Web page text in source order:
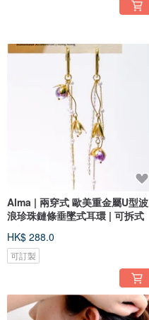
Alma | 兩穿式 歐美重金屬U型波
浪珍珠鏈條垂墜式耳環 | 可拆式
HK$ 288.0
可訂製